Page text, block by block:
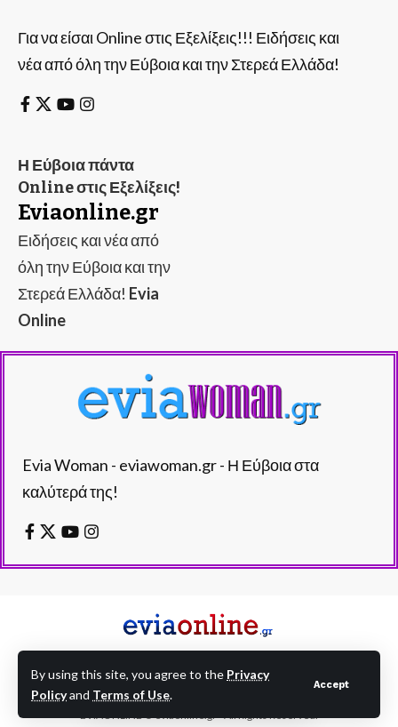
By using this site, you agree to the Privacy
Policyand Terms of Use.
Accept
Για να είσαι Online στις Εξελίξεις!!! Ειδήσεις και
νέα από όλη την Εύβοια και την Στερεά Ελλάδα!
Η Εύβοια πάντα
Online στις Εξελίξεις!
Eviaonline.gr
Ειδήσεις και νέα από
όλη την Εύβοια και την
Στερεά Ελλάδα! Evia
Online
Evia Woman - eviawoman.gr - Η Εύβοια στα
καλύτερά της!
EVIAONLINE © eviaonline.gr - All Rights Reserved.